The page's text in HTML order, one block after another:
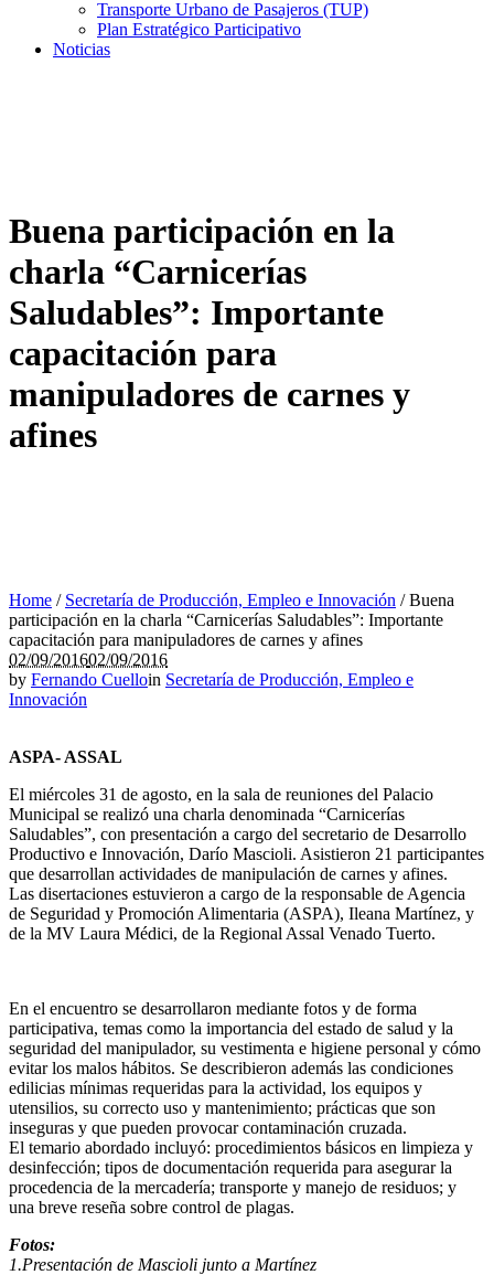
Transporte Urbano de Pasajeros (TUP)
Plan Estratégico Participativo
Noticias
Buena participación en la
charla “Carnicerías
Saludables”: Importante
capacitación para
manipuladores de carnes y
afines
Home / Secretaría de Producción, Empleo e Innovación /Buena
participación en la charla “Carnicerías Saludables”: Importante
capacitación para manipuladores de carnes y afines
02/09/201602/09/2016
by Fernando Cuelloin Secretaría de Producción, Empleo e
Innovación
ASPA- ASSAL
El miércoles 31 de agosto, en la sala de reuniones del Palacio
Municipal se realizó una charla denominada “Carnicerías
Saludables”, con presentación a cargo del secretario de Desarrollo
Productivo e Innovación, Darío Mascioli. Asistieron 21 participantes
que desarrollan actividades de manipulación de carnes y afines.
Las disertaciones estuvieron a cargo de la responsable de Agencia
de Seguridad y Promoción Alimentaria (ASPA), Ileana Martínez, y
de la MV Laura Médici, de la Regional Assal Venado Tuerto.
En el encuentro se desarrollaron mediante fotos y de forma
participativa, temas como la importancia del estado de salud y la
seguridad del manipulador, su vestimenta e higiene personal y cómo
evitar los malos hábitos. Se describieron además las condiciones
edilicias mínimas requeridas para la actividad, los equipos y
utensilios, su correcto uso y mantenimiento; prácticas que son
inseguras y que pueden provocar contaminación cruzada.
El temario abordado incluyó: procedimientos básicos en limpieza y
desinfección; tipos de documentación requerida para asegurar la
procedencia de la mercadería; transporte y manejo de residuos; y
una breve reseña sobre control de plagas.
Fotos:
1.Presentación de Mascioli junto a Martínez